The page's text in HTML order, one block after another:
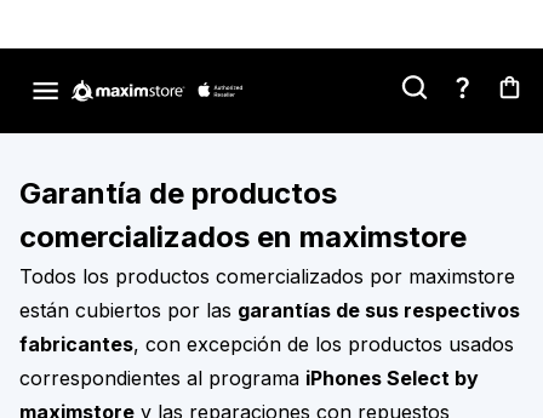
Garantía de productos
comercializados en maximstore
Todos los productos comercializados por maximstore
están cubiertos por las garantías de sus respectivos
fabricantes, con excepción de los productos usados
correspondientes al programa iPhones Select by
maximstore y las reparaciones con repuestos